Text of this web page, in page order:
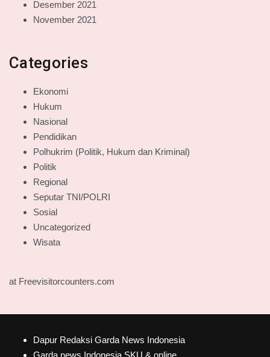
Desember 2021
November 2021
Categories
Ekonomi
Hukum
Nasional
Pendidikan
Polhukrim (Politik, Hukum dan Kriminal)
Politik
Regional
Seputar TNI/POLRI
Sosial
Uncategorized
Wisata
at Freevisitorcounters.com
Dapur Redaksi Garda News Indonesia
Garda news Indonesia SKU & online